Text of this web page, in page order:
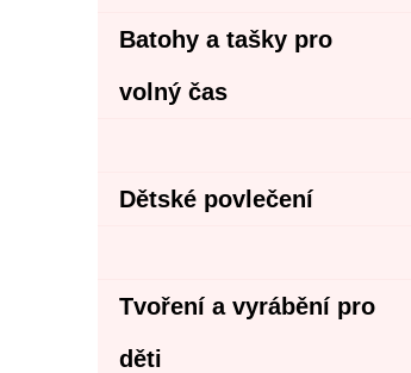
Batohy a tašky pro
volný čas
Dětské povlečení
Tvoření a vyrábění pro
děti